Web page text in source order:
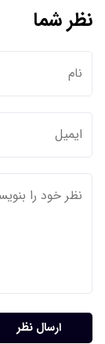
نظر شما
ارسال نظر